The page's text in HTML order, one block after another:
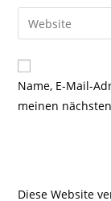
zum
Kommentieren
ein
E-
Mail-
zum
Kommentieren
ein
Gib
deine
Website-
URL
Name, E-Mail-
meinen
Diese Website